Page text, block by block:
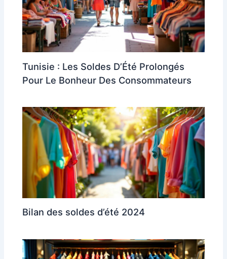
Tunisie : Les Soldes D’Été Prolongés
Pour Le Bonheur Des Consommateurs
Bilan des soldes d’été 2024